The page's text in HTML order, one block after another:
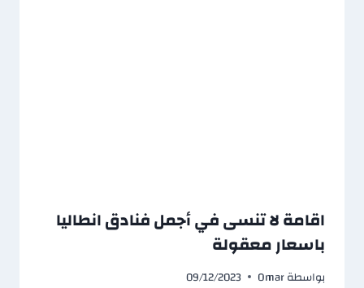
اقامة لا تنسى في أجمل فنادق انطاليا
باسعار معقولة
بواسطةOmar
09/12/2023